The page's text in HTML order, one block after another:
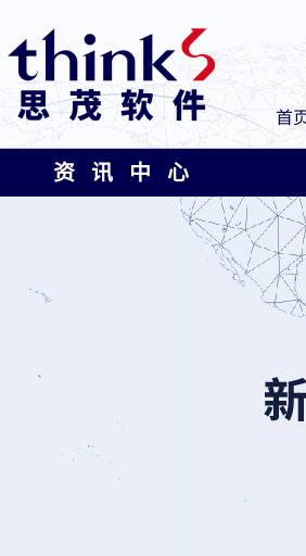
首
资 讯 中 心